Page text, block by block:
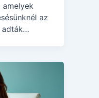
az
adták